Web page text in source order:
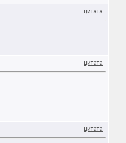
цитата
цитата
цитата